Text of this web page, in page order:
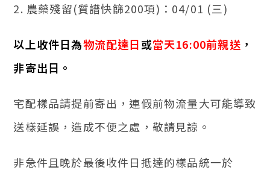
2. 農藥殘留(質譜快篩200項)：04/01 (三)
以上收件日為物流配達日或當天16:00前親送 ，
非寄出日。
宅配樣品請提前寄出，連假前物流量大可能導致
送樣延誤，造成不便之處，敬請見諒。
非急件且晚於最後收件日抵達的樣品統一於